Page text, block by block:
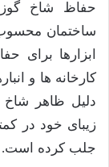
حفاظ شاخ
ساختمان
ابزارها برای
کارخانه ها و
دلیل ظاهر شاخ
زیبای خود در
جلب کرده است.